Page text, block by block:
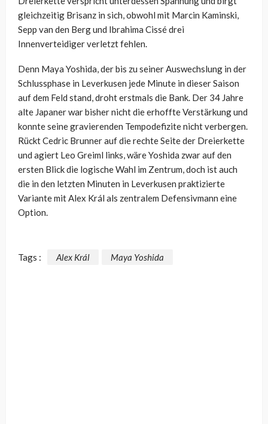
gleichzeitig Brisanz in sich, obwohl mit Marcin Kaminski,
Sepp van den Berg und Ibrahima Cissé drei
Innenverteidiger verletzt fehlen.
Denn Maya Yoshida, der bis zu seiner Auswechslung in der
Schlussphase in Leverkusen jede Minute in dieser Saison
auf dem Feld stand, droht erstmals die Bank. Der 34 Jahre
alte Japaner war bisher nicht die erhoffte Verstärkung und
konnte seine gravierenden Tempodefizite nicht verbergen.
Rückt Cedric Brunner auf die rechte Seite der Dreierkette
und agiert Leo Greiml links, wäre Yoshida zwar auf den
ersten Blick die logische Wahl im Zentrum, doch ist auch
die in den letzten Minuten in Leverkusen praktizierte
Variante mit Alex Král als zentralem Defensivmann eine
Option.
Tags : Alex Král Maya Yoshida